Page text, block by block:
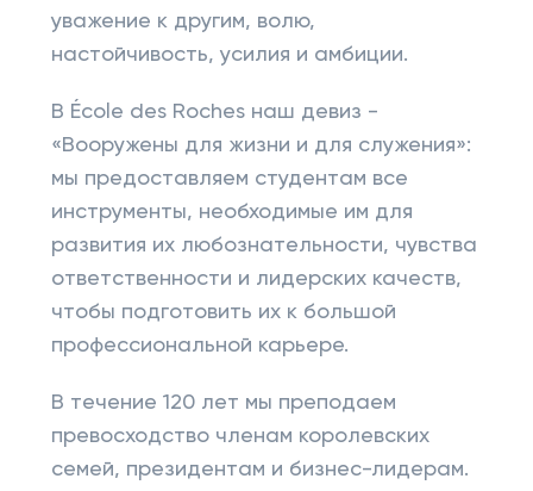
уважение к другим, волю,
настойчивость, усилия и амбиции.
В École des Roches наш девиз -
«Вооружены для жизни и для служения»:
мы предоставляем студентам все
инструменты, необходимые им для
развития их любознательности, чувства
ответственности и лидерских качеств,
чтобы подготовить их к большой
профессиональной карьере.
В течение 120 лет мы преподаем
превосходство членам королевских
семей, президентам и бизнес-лидерам.